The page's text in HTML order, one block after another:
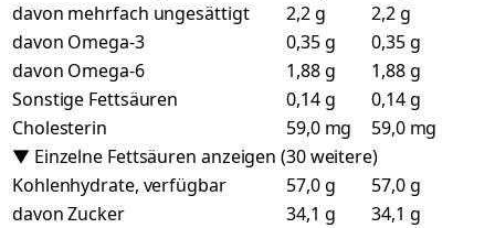
davon mehrfach ungesättigt
2,2 g
2,2 g
davon Omega-3
0,35 g
0,35 g
davon Omega-6
1,88 g
1,88 g
Sonstige Fettsäuren
0,14 g
0,14 g
Cholesterin
59,0 mg
59,0 mg
▼ Einzelne Fettsäuren anzeigen (30 weitere)
Kohlenhydrate, verfügbar
57,0 g
57,0 g
davon Zucker
34,1 g
34,1 g